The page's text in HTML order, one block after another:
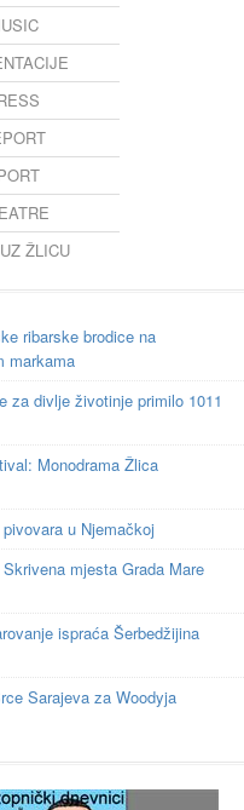
ŽLICU
ribarske brodice na
markama
za divlje životinje primilo 1011
Monodrama Žlica
u Njemačkoj
mjesta Grada Mare
ispraća Šerbedžijina
Sarajeva za Woodyja